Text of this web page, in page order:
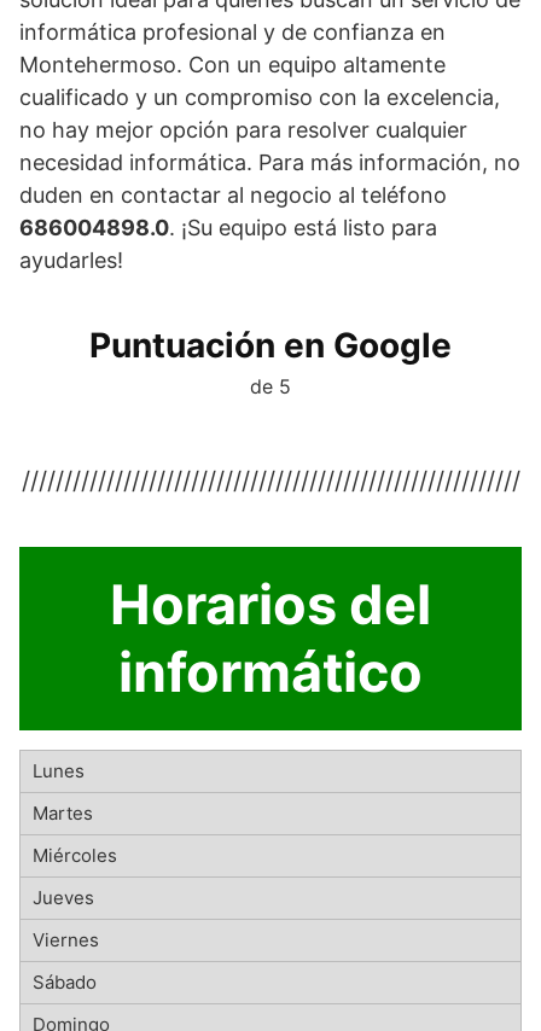
informática profesional y de confianza en
Montehermoso. Con un equipo altamente
cualificado y un compromiso con la excelencia,
no hay mejor opción para resolver cualquier
necesidad informática. Para más información, no
duden en contactar al negocio al teléfono
686004898.0. ¡Su equipo está listo para
ayudarles!
Puntuación en Google
de 5
///////////////////////////////////////////////////////////
Horarios del
informático